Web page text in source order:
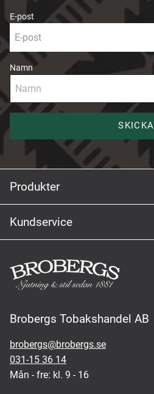
E-post
Namn
SKICKA
Produkter
Kundservice
Brobergs Tobakshandel AB
brobergs@brobergs.se
031-15 36 14
Mån - fre: kl. 9 - 16